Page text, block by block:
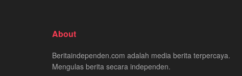
About
Beritaindependen.com adalah media berita terpercaya.
Mengulas berita secara independen.